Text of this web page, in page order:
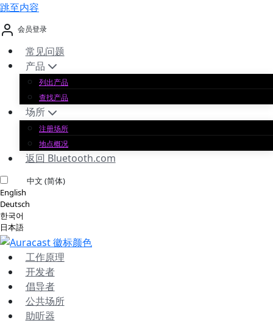
跳至内容
会员登录
常见问题
产品
列出产品
查找产品
场所
注册场所
地点概况
返回 Bluetooth.com
中文 (简体)
English
Deutsch
한국어
日本語
工作原理
开发者
倡导者
公共场所
助听器